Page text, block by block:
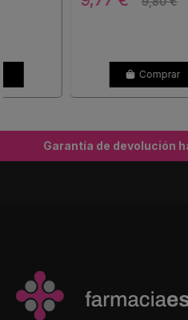
Garantía de devolución